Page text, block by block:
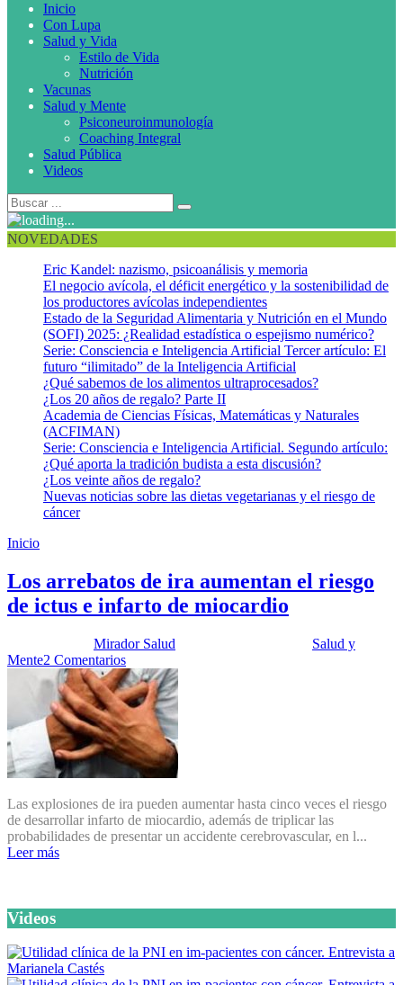
Inicio
Con Lupa
Salud y Vida
Estilo de Vida
Nutrición
Vacunas
Salud y Mente
Psiconeuroinmunología
Coaching Integral
Salud Pública
Videos
NOVEDADES
Eric Kandel: nazismo, psicoanálisis y memoria
El negocio avícola, el déficit energético y la sostenibilidad de
los productores avícolas independientes
Estado de la Seguridad Alimentaria y Nutrición en el Mundo
(SOFI) 2025: ¿Realidad estadística o espejismo numérico?
Serie: Consciencia e Inteligencia Artificial Tercer artículo: El
futuro “ilimitado” de la Inteligencia Artificial
¿Qué sabemos de los alimentos ultraprocesados?
¿Los 20 años de regalo? Parte II
Academia de Ciencias Físicas, Matemáticas y Naturales
(ACFIMAN)
Serie: Consciencia e Inteligencia Artificial. Segundo artículo:
¿Qué aporta la tradición budista a esta discusión?
¿Los veinte años de regalo?
Nuevas noticias sobre las dietas vegetarianas y el riesgo de
cáncer
Inicio
Los arrebatos de ira aumentan el riesgo
de ictus e infarto de miocardio
Mirador Salud
Salud y
Mente2 Comentarios
Las explosiones de ira pueden aumentar hasta cinco veces el riesgo
de desarrollar infarto de miocardio, además de triplicar las
probabilidades de presentar un accidente cerebrovascular, en l...
Leer más
Videos